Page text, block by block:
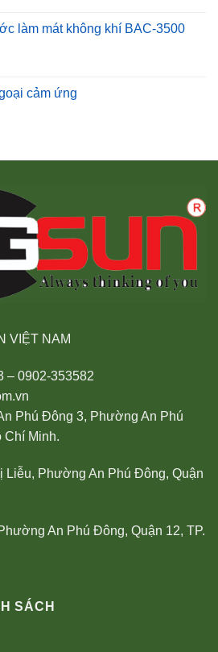
làm mát không khí BAC-3500
cảm ứng
VIỆT NAM
– 0902-353582
Phú Đông 3, Phường An Phú
Chí Minh.
Liễu, Phường An Phú Đông, Quận
An Phú Đông, Quận 12, TP.
SÁCH